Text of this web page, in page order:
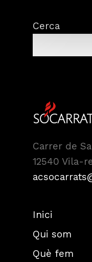
Cerca
Carrer de
12540 Vila-
Inici
Qui som
Què fem